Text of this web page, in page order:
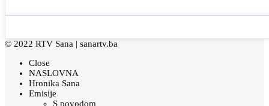
© 2022 RTV Sana | sanartv.ba
Close
NASLOVNA
Hronika Sana
Emisije
S povodom